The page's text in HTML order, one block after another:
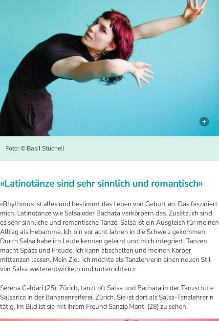
Foto: © Basil Stücheli
«Latinotänze sind sehr sinnlich und romantisch»
«Rhythmus ist alles und bestimmt das Leben von Geburt an. Das fasziniert
mich. Latinotänze wie Salsa oder Bachata verkörpern das. Zusätzlich sind
es sehr sinnliche und romantische Tänze. Salsa ist ein Ausgleich für meinen
Alltag als Hebamme. Ich bin vor acht Jahren in die Schweiz gekommen.
Durch Salsa habe ich Leute kennen gelernt und mich integriert. Tanzen
macht Spass und Freude. Ich kann abschalten und meinen Körper
mittanzen lassen. Mein Ziel: Ich möchte als Tanzlehrerin einen neuen Stil
von Salsa weiterentwickeln und unterrichten.»
Serena Caldari (25), Zürich, tanzt oft Salsa und Bachata in der Tanzschule
Salsarica in der Bananenreiferei, Zürich. Sie ist dort als Salsa-Tanzlehrerin
tätig. Im Bild ist sie mit ihrem Freund Sanzio Monti (28) zu sehen.